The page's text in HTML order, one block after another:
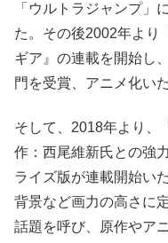
「ウルトラジャンプ」
た。その後2002年より
ギア』の連載を開始し
門を受賞、アニメ化い
そして、2018年より、
作：西尾維新氏との強
ライズ版が連載開始い
背景など画力の高さに
話題を呼び、原作やア